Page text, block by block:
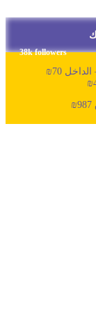
38k followers